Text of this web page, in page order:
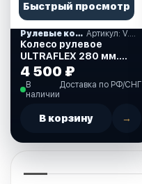
Быстрый просмотр
Рулевые колеса, спиннеры Артикул: V.45W
Колесо рулевое
ULTRAFLEX 280 мм.
белое. (V.45W)
4 500 ₽
В
наличии
Доставка по РФ/СНГ
В корзину →